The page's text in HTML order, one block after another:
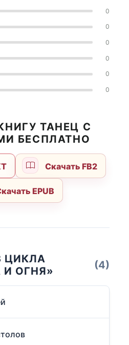
0
0
0
0
0
0
ТАНЕЦ С
БЕСПЛАТНО
Скачать FB2
EPUB
ЦИКЛА
И ОГНЯ»
(4)